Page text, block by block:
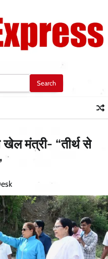
खेल मंत्री- “तीर्थ से